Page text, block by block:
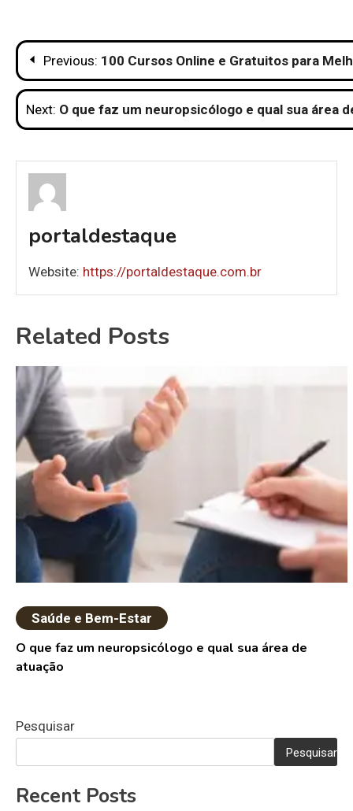
Navegação
de
Post
Previous: 100 Cursos Online e Gratuitos para
Next: O que faz um neuropsicólogo e qual sua área
portaldestaque
Website: https://portaldestaque.com.br
Related Posts
Saúde e Bem-Estar
O que faz um neuropsicólogo e qual sua área de
atuação
Pesquisar
Pesquisar
Recent Posts